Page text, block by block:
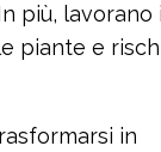
più, lavorano
piante e
in